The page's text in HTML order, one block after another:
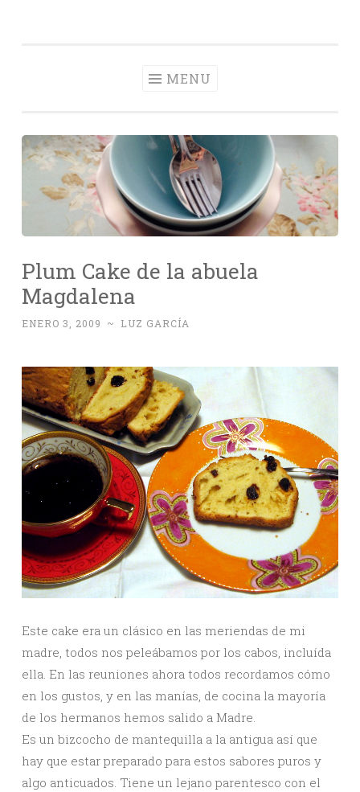
MENU
Plum Cake de la abuela
Magdalena
ENERO 3, 2009 ~ LUZ GARCÍA
Este cake era un clásico en las meriendas de mi
madre, todos nos peleábamos por los cabos, incluída
ella. En las reuniones ahora todos recordamos cómo
en los gustos, y en las manías, de cocina la mayoría
de los hermanos hemos salido a Madre.
Es un bizcocho de mantequilla a la antigua así que
hay que estar preparado para estos sabores puros y
algo anticuados. Tiene un lejano parentesco con el